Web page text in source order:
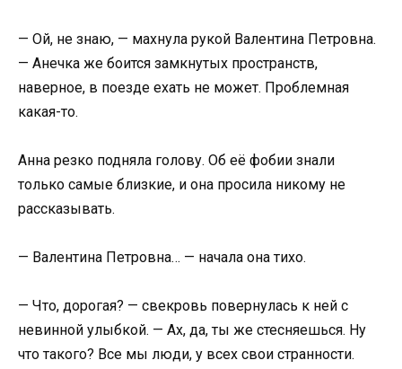
— Ой, не знаю, — махнула рукой Валентина Петровна.
— Анечка же боится замкнутых пространств,
наверное, в поезде ехать не может. Проблемная
какая-то.
Анна резко подняла голову. Об её фобии знали
только самые близкие, и она просила никому не
рассказывать.
— Валентина Петровна… — начала она тихо.
— Что, дорогая? — свекровь повернулась к ней с
невинной улыбкой. — Ах, да, ты же стесняешься. Ну
что такого? Все мы люди, у всех свои странности.